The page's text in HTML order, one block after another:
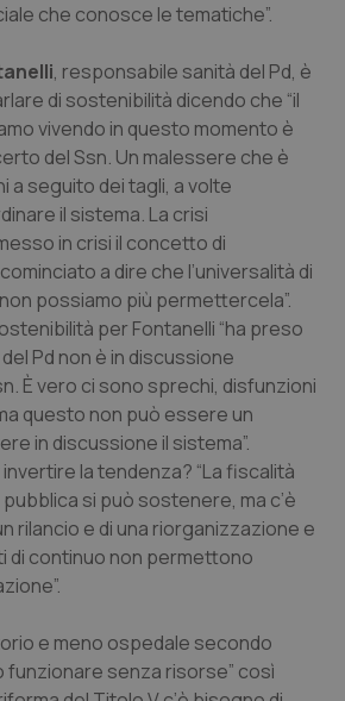
che conosce le tematiche”.
, responsabile sanità del Pd, è
di sostenibilità dicendo che “il
vivendo in questo momento è
del Ssn. Un malessere che è
a seguito dei tagli, a volte
il sistema. La crisi
in crisi il concetto di
a dire che l’universalità di
possiamo più permettercela”.
per Fontanelli “ha preso
Pd non è in discussione
È vero ci sono sprechi, disfunzioni
questo non può essere un
in discussione il sistema”.
la tendenza? “La fiscalità
si può sostenere, ma c’è
rilancio e di una riorganizzazione e
di continuo non permettono
e meno ospedale secondo
funzionare senza risorse” così